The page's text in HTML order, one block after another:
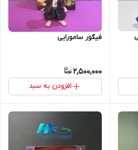
فیگور سامورایی
2,500,000
افزودن به سبد